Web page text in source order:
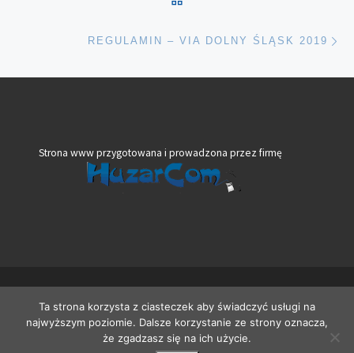
REGULAMIN – VIA DOLNY ŚLĄSK 2019
Strona www przygotowana i prowadzona przez firmę
Oparte naWP – Zaprojektowano z Motyw Customizr
Ta strona korzysta z ciasteczek aby świadczyć usługi na
najwyższym poziomie. Dalsze korzystanie ze strony oznacza,
że zgadzasz się na ich użycie.